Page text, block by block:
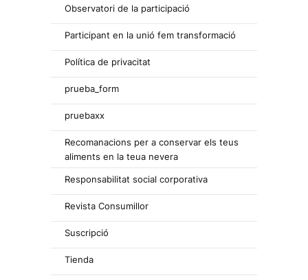
Observatori de la participació
Participant en la unió fem transformació
Política de privacitat
prueba_form
pruebaxx
Recomanacions per a conservar els teus
aliments en la teua nevera
Responsabilitat social corporativa
Revista Consumillor
Suscripció
Tienda